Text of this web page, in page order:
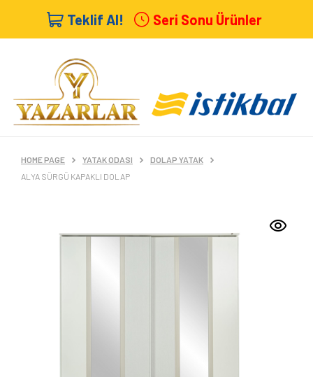
Teklif Al! Seri Sonu Ürünler
HOME PAGE YATAK ODASI
DOLAP YATAK
ALYA SÜRGÜ KAPAKLI DOLAP